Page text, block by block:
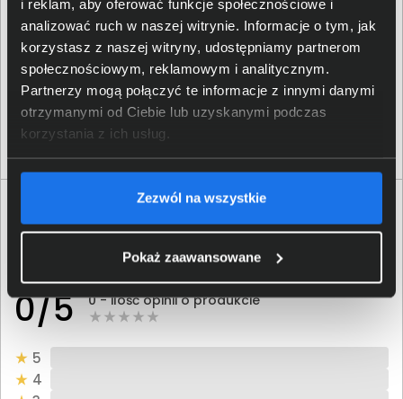
i reklam, aby oferować funkcje społecznościowe i
analizować ruch w naszej witrynie. Informacje o tym, jak
korzystasz z naszej witryny, udostępniamy partnerom
społecznościowym, reklamowym i analitycznym.
Partnerzy mogą połączyć te informacje z innymi danymi
otrzymanymi od Ciebie lub uzyskanymi podczas
korzystania z ich usług.
Zezwól na wszystkie
Pokaż zaawansowane
Tusz HP 304 trójkolorowy N9K05AE
70,00 zł
netto: 56,91 zł
Włóż do torby
Opinie o produkcie
0/5 0 - ilość opinii o produkcie
5
4